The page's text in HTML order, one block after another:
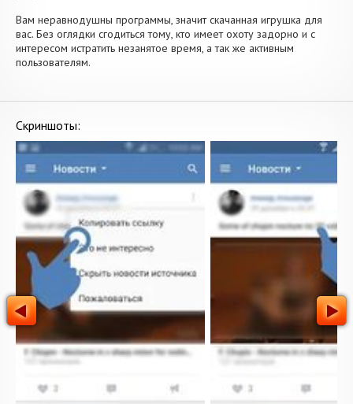
Вам неравнодушны программы, значит скачанная игрушка для
вас. Без оглядки сгодиться тому, кто имеет охоту задорно и с
интересом истратить незанятое время, а так же активным
пользователям.
Скриншоты: